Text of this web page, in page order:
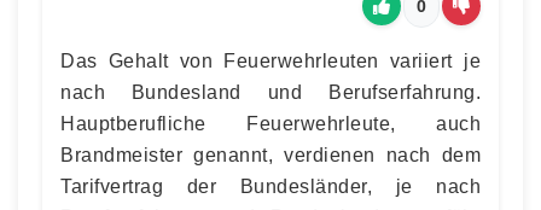
0
Das Gehalt von Feuerwehrleuten variiert je
nach Bundesland und Berufserfahrung.
Hauptberufliche Feuerwehrleute, auch
Brandmeister genannt, verdienen nach dem
Tarifvertrag der Bundesländer, je nach